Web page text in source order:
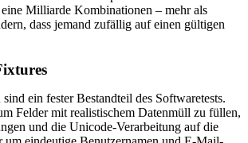
eine Milliarde Kombinationen – mehr als
dass jemand zufällig auf einen gültigen
ein fester Bestandteil des Softwaretests.
Felder mit realistischem Datenmüll zu füllen,
und die Unicode-Verarbeitung auf die